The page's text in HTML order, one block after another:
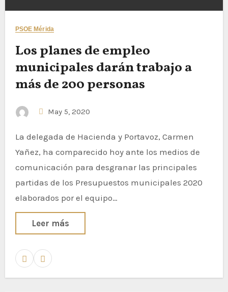
PSOE Mérida
Los planes de empleo
municipales darán trabajo a
más de 200 personas
May 5, 2020
La delegada de Hacienda y Portavoz, Carmen
Yañez, ha comparecido hoy ante los medios de
comunicación para desgranar las principales
partidas de los Presupuestos municipales 2020
elaborados por el equipo…
Leer más